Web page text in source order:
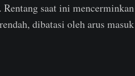
Rentang saat ini mencerminkan
dibatasi oleh arus masuk